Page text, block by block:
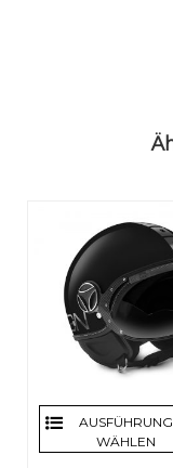
AUSFÜHRUNG
WÄHLEN